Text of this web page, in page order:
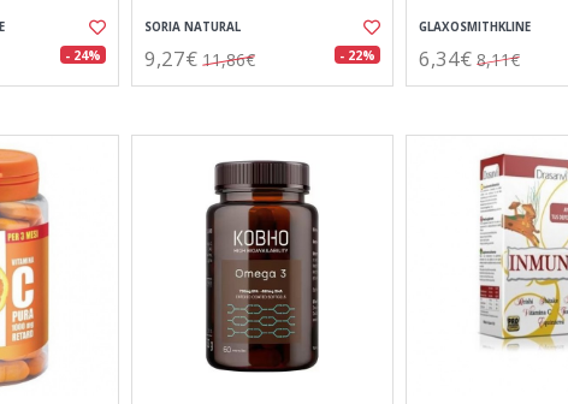
- 24%
SORIA NATURAL
9,27€ 11,86€ - 22%
GLAXOSMITHKLINE
6,34€ 8,11€